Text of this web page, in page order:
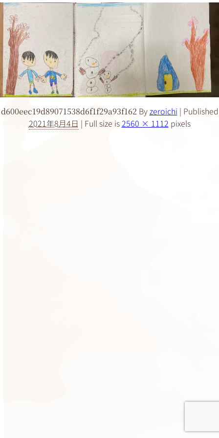
d600eec19d89071538d6f1f29a93f162 Byzeroichi | Published
2021年8月4日 | Full size is2560 × 1112 pixels